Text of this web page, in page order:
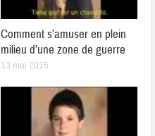
Comment s’amuser en plein
milieu d’une zone de guerre
13 mai 2015